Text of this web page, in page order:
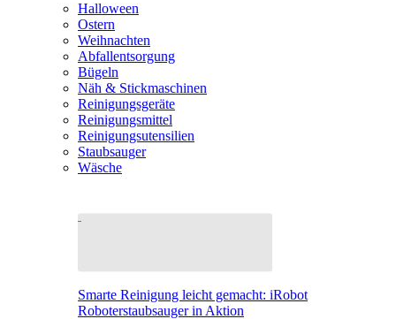
Halloween
Ostern
Weihnachten
Abfallentsorgung
Bügeln
Näh & Stickmaschinen
Reinigungsgeräte
Reinigungsmittel
Reinigungsutensilien
Staubsauger
Wäsche
Smarte Reinigung leicht gemacht: iRobot
Roboterstaubsauger in Aktion